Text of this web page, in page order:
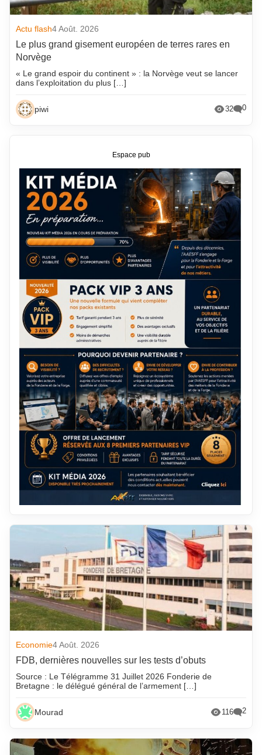
Actu flash4 Août. 2026
Le plus grand gisement européen de terres rares en
Norvège
« Le grand espoir du continent » : la Norvège veut se lancer
dans l’exploitation du plus […]
piwi 32 0
Economie4 Août. 2026
FDB, dernières nouvelles sur les tests d’obuts
Source : Le Télégramme 31 Juillet 2026 Fonderie de
Bretagne : le délégué général de l’armement […]
Mourad 116 2
Espace pub